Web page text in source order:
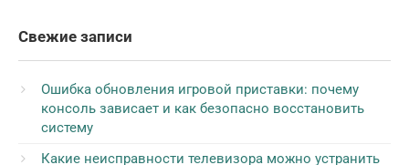
Свежие записи
Ошибка обновления игровой приставки: почему
консоль зависает и как безопасно восстановить
систему
Какие неисправности телевизора можно устранить